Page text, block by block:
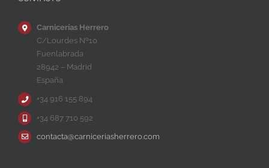
Carnicerías Herrero
C/Lourdes Nº10
Fuenlabrada
28942 – Madrid
España
+34 916 155 894
+34 687 710 592
contacta@carniceriasherrero.com